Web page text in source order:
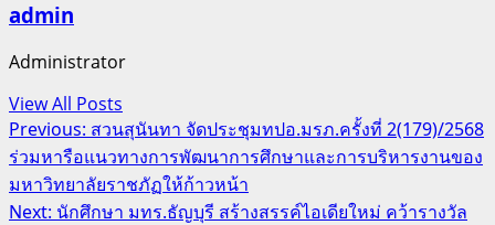
admin
Administrator
View All Posts
Post
navigation
Previous: สวนสุนันทา จัดประชุมทปอ.มรภ.ครั้งที่ 2(179)/2568
ร่วมหารือแนวทางการพัฒนาการศึกษาและการบริหารงานของ
มหาวิทยาลัยราชภัฏให้ก้าวหน้า
Next: นักศึกษา มทร.ธัญบุรี สร้างสรรค์ไอเดียใหม่ คว้ารางวัล